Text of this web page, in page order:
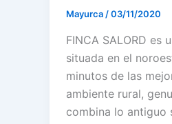
Mayurca /03/11/2020
FINCA SALORD es
situada en el
minutos de las
ambiente rural,
combina lo antiguo